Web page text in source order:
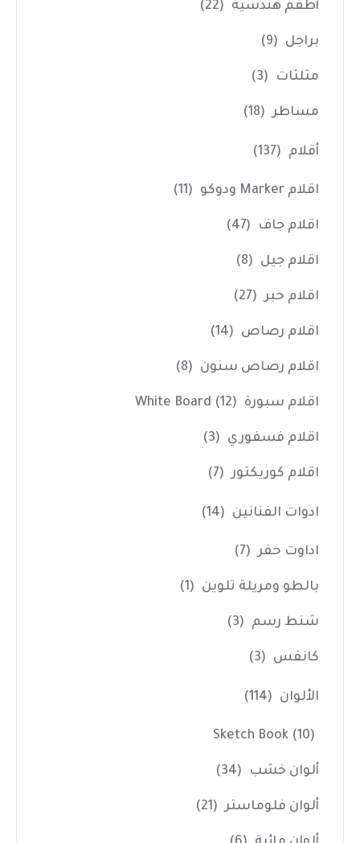
أطقم هندسية (22)
براجل (9)
مثلثات (3)
مساطر (18)
أقلام (137)
اقلام Marker ودوكو (11)
اقلام جاف (47)
اقلام جيل (8)
اقلام حبر (27)
اقلام رصاص (14)
اقلام رصاص سنون (8)
اقلام سبورة White Board (12)
اقلام فسفوري (3)
اقلام كوريكتور (7)
ادوات الفنانين (14)
اداوت حفر (7)
بالطو ومريلة تلوين (1)
شنط رسم (3)
كانفس (3)
الألوان (114)
Sketch Book (10)
ألوان خشب (34)
ألوان فلوماستر (21)